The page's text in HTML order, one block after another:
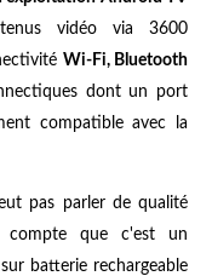
vidéo via 3600
Wi-Fi, Bluetooth
dont un port
compatible avec la
pas parler de qualité
compte que c'est un
batterie rechargeable